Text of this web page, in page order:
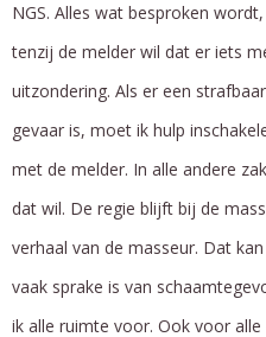
NGS. Alles wat besproken
tenzij de melder wil dat er iets
uitzondering. Als er een
gevaar is, moet ik hulp
met de melder. In alle andere
dat wil. De regie blijft bij de
verhaal van de masseur. Dat
vaak sprake is van
ik alle ruimte voor. Ook voor